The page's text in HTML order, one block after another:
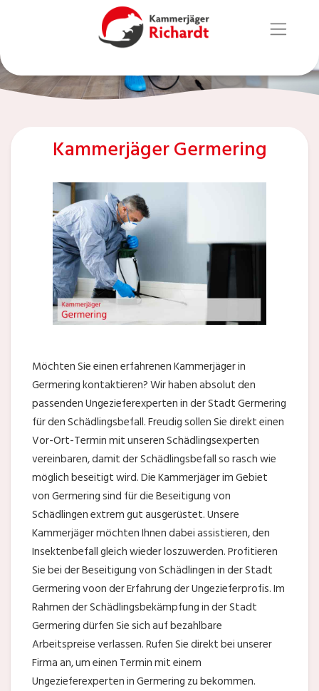
Kammerjäger Germering
Möchten Sie einen erfahrenen Kammerjäger in
Germering kontaktieren? Wir haben absolut den
passenden Ungezieferexperten in der Stadt Germering
für den Schädlingsbefall. Freudig sollen Sie direkt einen
Vor-Ort-Termin mit unseren Schädlingsexperten
vereinbaren, damit der Schädlingsbefall so rasch wie
möglich beseitigt wird. Die Kammerjäger im Gebiet
von Germering sind für die Beseitigung von
Schädlingen extrem gut ausgerüstet. Unsere
Kammerjäger möchten Ihnen dabei assistieren, den
Insektenbefall gleich wieder loszuwerden. Profitieren
Sie bei der Beseitigung von Schädlingen in der Stadt
Germering voon der Erfahrung der Ungezieferprofis. Im
Rahmen der Schädlingsbekämpfung in der Stadt
Germering dürfen Sie sich auf bezahlbare
Arbeitspreise verlassen. Rufen Sie direkt bei unserer
Firma an, um einen Termin mit einem
Ungezieferexperten in Germering zu bekommen.